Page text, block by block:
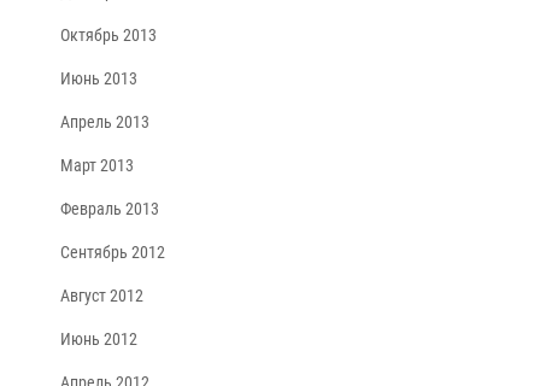
Октябрь 2013
Июнь 2013
Апрель 2013
Март 2013
Февраль 2013
Сентябрь 2012
Август 2012
Июнь 2012